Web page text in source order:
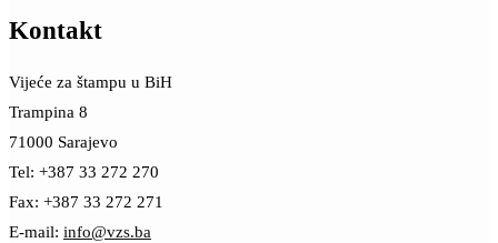
Kontakt
Vijeće za štampu u BiH
Trampina 8
71000 Sarajevo
Tel: +387 33 272 270
Fax: +387 33 272 271
E-mail: info@vzs.ba